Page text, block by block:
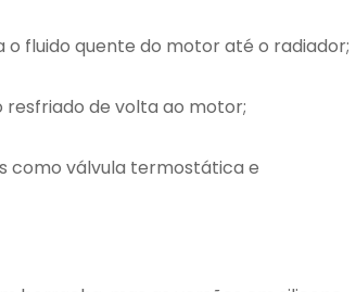
fluido quente do motor até o radiador;
resfriado de volta ao motor;
como válvula termostática e